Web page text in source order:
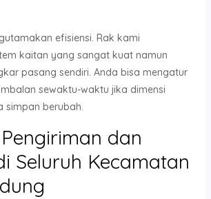
efisiensi. Rak kami
kaitan yang sangat kuat namun
pasang sendiri. Anda bisa mengatur
sewaktu-waktu jika dimensi
simpan berubah.
dan
Seluruh Kecamatan